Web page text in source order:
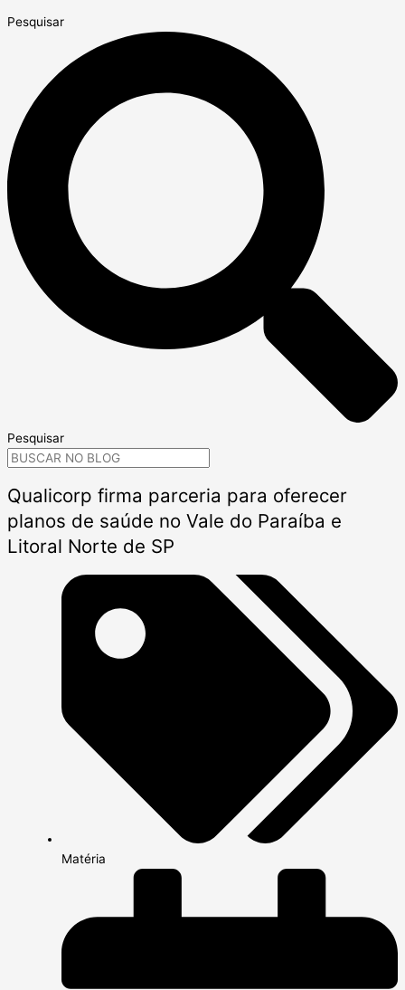
Pesquisar
Pesquisar
Qualicorp firma parceria para oferecer
planos de saúde no Vale do Paraíba e
Litoral Norte de SP
Matéria